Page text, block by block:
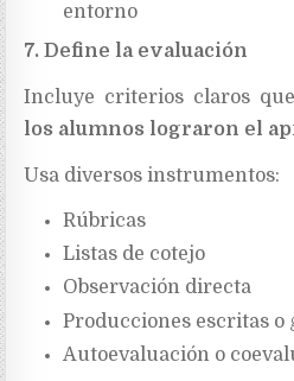
entorno
7. Define la evaluación
Incluye criterios claros
los alumnos lograron el
Usa diversos instrumentos:
Rúbricas
Listas de cotejo
Observación directa
Producciones escritas o
Autoevaluación o